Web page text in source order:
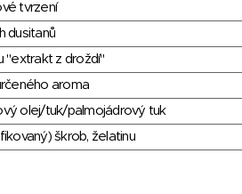
tvrzení
dusitanů
"extrakt z droždí"
aroma
olej/tuk/palmojádrový tuk
škrob, želatinu